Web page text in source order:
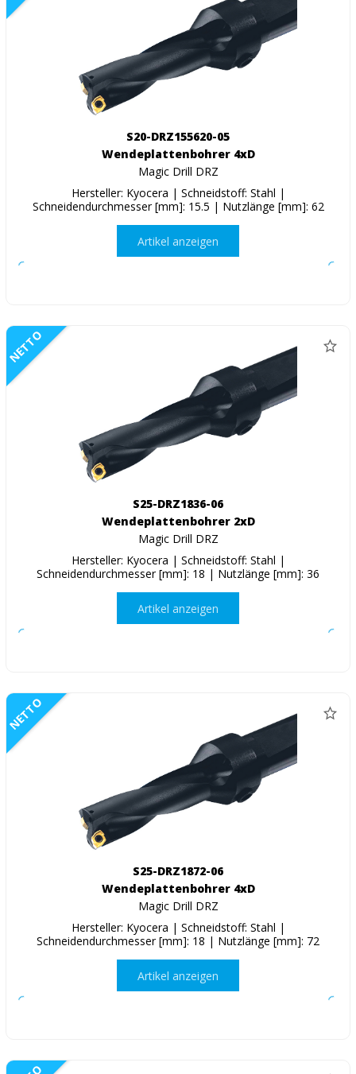
S20-DRZ155620-05
Wendeplattenbohrer 4xD
Magic Drill DRZ
Hersteller: Kyocera | Schneidstoff: Stahl |
Schneidendurchmesser [mm]: 15.5 | Nutzlänge [mm]: 62
Artikel anzeigen
NETTO
S25-DRZ1836-06
Wendeplattenbohrer 2xD
Magic Drill DRZ
Hersteller: Kyocera | Schneidstoff: Stahl |
Schneidendurchmesser [mm]: 18 | Nutzlänge [mm]: 36
Artikel anzeigen
NETTO
S25-DRZ1872-06
Wendeplattenbohrer 4xD
Magic Drill DRZ
Hersteller: Kyocera | Schneidstoff: Stahl |
Schneidendurchmesser [mm]: 18 | Nutzlänge [mm]: 72
Artikel anzeigen